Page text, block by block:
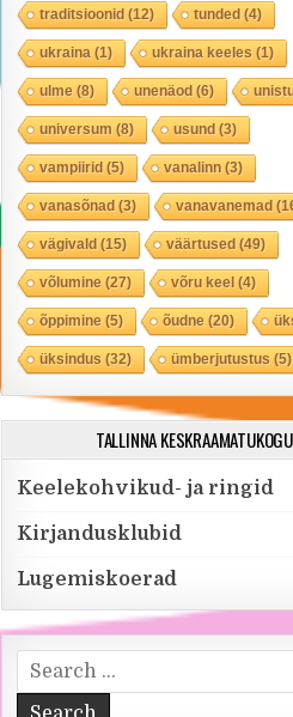
traditsioonid(12) tunded(4)
ukraina(1) ukraina keeles(1)
ulme(8) unenäod(6)
universum(8) usund(3)
vampiirid(5) vanalinn(3)
vanasõnad(3) vanavanemad
vägivald(15) väärtused(49)
võlumine(27) võru keel(4)
õppimine(5) õudne(20)
üksindus(32) ümberjutustus(5)
TALLINNA
Keelekohvikud- ja ringid
Kirjandusklubid
Lugemiskoerad
Search for: